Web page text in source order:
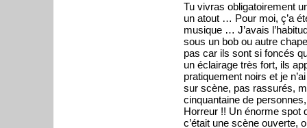
Tu vivras obligatoirement
un atout … Pour moi, ç’a
musique … J’avais
sous un bob ou autre
pas car ils sont si foncés
un éclairage très fort, ils
pratiquement noirs et je
sur scène, pas rassurés,
cinquantaine de
Horreur !! Un énorme spot
c’était une scène ouverte,